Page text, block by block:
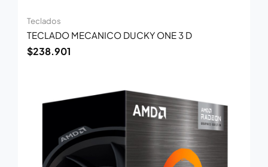
Teclados
TECLADO MECANICO DUCKY ONE 3 D
$238.901